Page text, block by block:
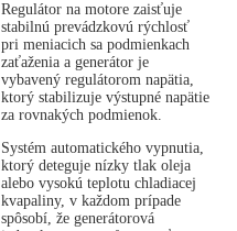
Regulátor na motore zaisťuje
stabilnú prevádzkovú rýchlosť
pri meniacich sa podmienkach
zaťaženia a generátor je
vybavený regulátorom napätia,
ktorý stabilizuje výstupné napätie
za rovnakých podmienok.
Systém automatického vypnutia,
ktorý deteguje nízky tlak oleja
alebo vysokú teplotu chladiacej
kvapaliny, v každom prípade
spôsobí, že generátorová